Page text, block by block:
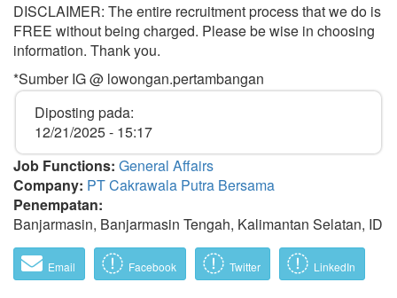
DISCLAIMER: The entire recruitment process that we do is
FREE without being charged. Please be wise in choosing
information. Thank you.
*Sumber IG @ lowongan.pertambangan
Diposting pada:
12/21/2025 - 15:17
Job Functions: General Affairs
Company: PT Cakrawala Putra Bersama
Penempatan:
Banjarmasin, Banjarmasin Tengah, Kalimantan Selatan, ID
Email Facebook Twitter LinkedIn